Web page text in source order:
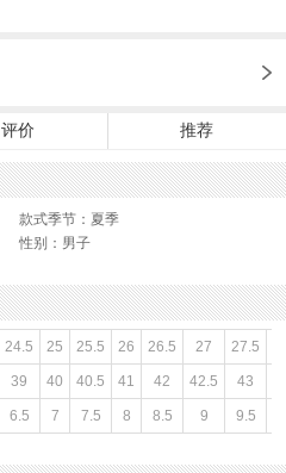
评价 推荐
款式季节：夏季
性别：男子
24.5 25 25.5 26 26.5 27 27.5
39 40 40.5 41 42 42.5 43
6.5 7 7.5 8 8.5 9 9.5